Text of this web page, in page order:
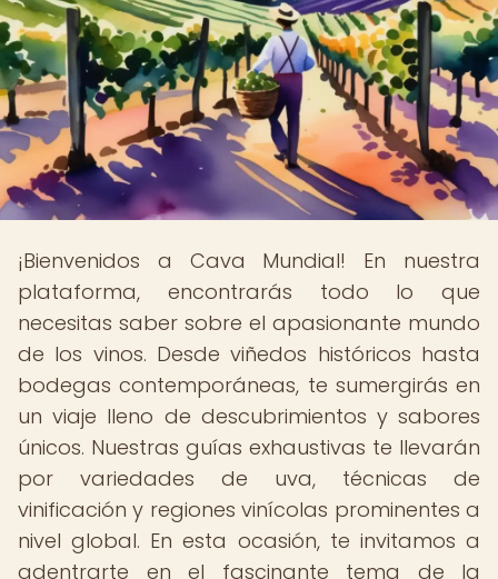
¡Bienvenidos a Cava Mundial! En nuestra
plataforma, encontrarás todo lo que
necesitas saber sobre el apasionante mundo
de los vinos. Desde viñedos históricos hasta
bodegas contemporáneas, te sumergirás en
un viaje lleno de descubrimientos y sabores
únicos. Nuestras guías exhaustivas te llevarán
por variedades de uva, técnicas de
vinificación y regiones vinícolas prominentes a
nivel global. En esta ocasión, te invitamos a
adentrarte en el fascinante tema de la